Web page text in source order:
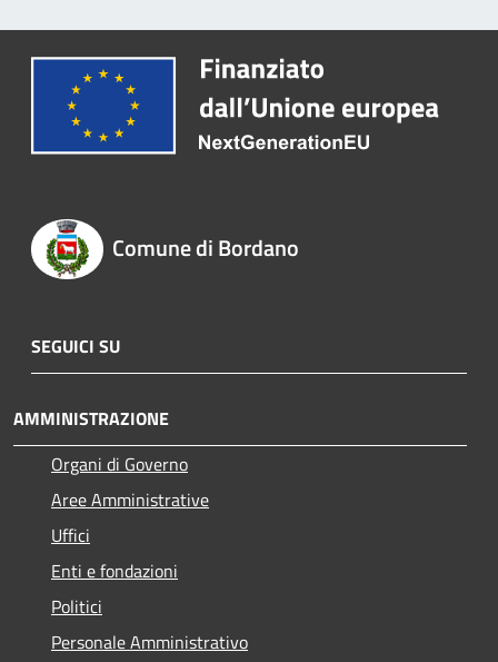
Comune di Bordano
SEGUICI SU
AMMINISTRAZIONE
Organi di Governo
Aree Amministrative
Uffici
Enti e fondazioni
Politici
Personale Amministrativo